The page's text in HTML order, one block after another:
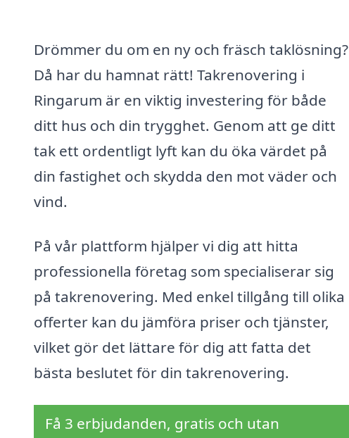
Drömmer du om en ny och fräsch taklösning?
Då har du hamnat rätt! Takrenovering i
Ringarum är en viktig investering för både
ditt hus och din trygghet. Genom att ge ditt
tak ett ordentligt lyft kan du öka värdet på
din fastighet och skydda den mot väder och
vind.
På vår plattform hjälper vi dig att hitta
professionella företag som specialiserar sig
på takrenovering. Med enkel tillgång till olika
offerter kan du jämföra priser och tjänster,
vilket gör det lättare för dig att fatta det
bästa beslutet för din takrenovering.
Få 3 erbjudanden, gratis och utan